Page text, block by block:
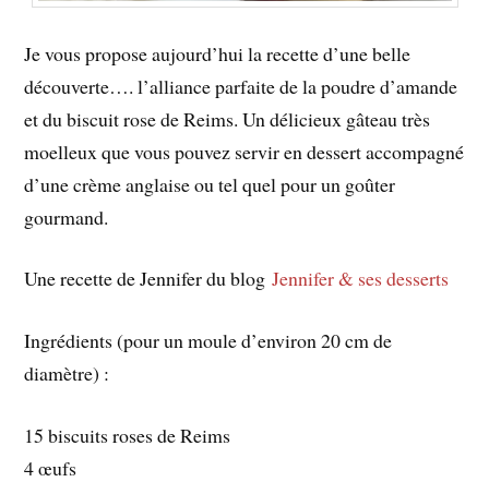
Je vous propose aujourd’hui la recette d’une belle
découverte…. l’alliance parfaite de la poudre d’amande
et du biscuit rose de Reims. Un délicieux gâteau très
moelleux que vous pouvez servir en dessert accompagné
d’une crème anglaise ou tel quel pour un goûter
gourmand.
Une recette de Jennifer du blogJennifer & ses desserts
Ingrédients (pour un moule d’environ 20 cm de
diamètre) :
15 biscuits roses de Reims
4 œufs